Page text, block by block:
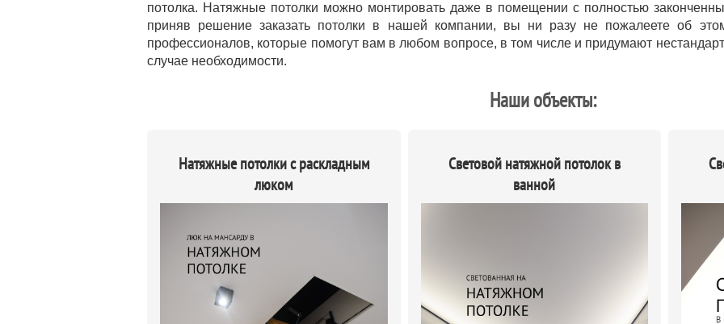
потолка. Натяжные потолки можно монтировать даже в помещении с полностью
приняв решение заказать потолки в нашей компании, вы ни разу не пожалеете об
профессионалов, которые помогут вам в любом вопросе, в том числе и придумают
случае необходимости.
Наши объекты:
Натяжные потолки с раскладным
люком
Световой натяжной потолок в
ванной